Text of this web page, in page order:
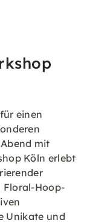
einen
mit
Köln erlebt
Floral-Hoop-
Unikate und